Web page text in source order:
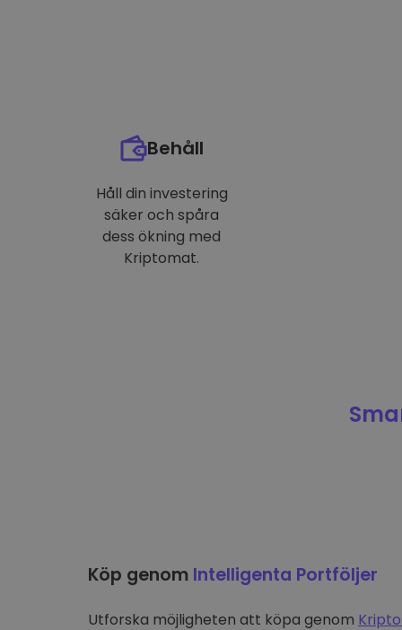
Behåll
Håll din investering
säker och spåra
dess ökning med
Kriptomat.
Köp genom Intelligenta Portföljer
Utforska möjligheten att köpa genom